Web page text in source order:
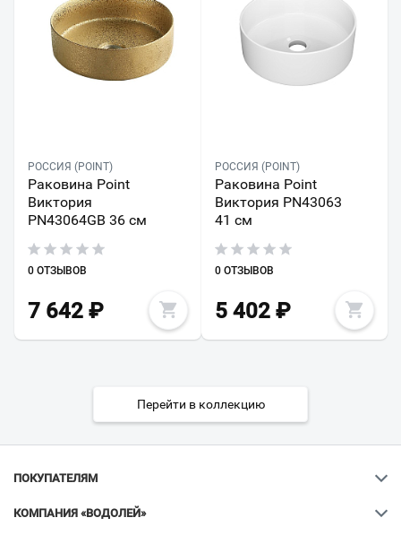
РОССИЯ (POINT)
Раковина Point
Виктория
PN43064GB 36 см
0 ОТЗЫВОВ
7 642 ₽
РОССИЯ (POINT)
Раковина Point
Виктория PN43063
41 см
0 ОТЗЫВОВ
5 402₽
Перейти в коллекцию
ПОКУПАТЕЛЯМ
КОМПАНИЯ «ВОДОЛЕЙ»